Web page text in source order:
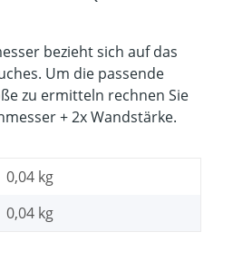
bezieht sich auf das
Um die passende
zu ermitteln rechnen Sie
+ 2x Wandstärke.
0,04 kg
0,04 kg